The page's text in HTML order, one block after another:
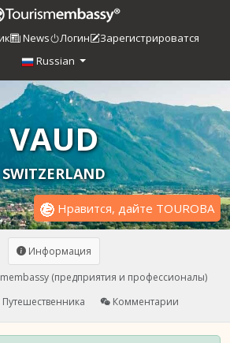
News Логин
Зарегистрироватся
Russian
VAUD
SWITZERLAND
Нравится, дайте TOUROBA
Информация
(предприятия и профессионалы)
Комментарии